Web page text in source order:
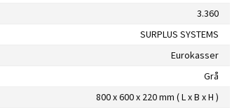
3.360
SURPLUS SYSTEMS
Eurokasser
Grå
800 x 600 x 220 mm ( L x B x H )